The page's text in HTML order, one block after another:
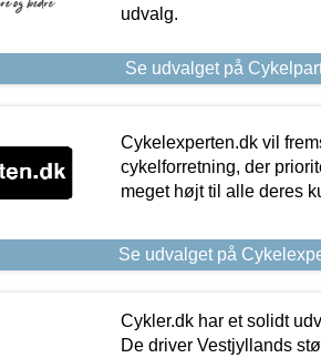
udvalg.
Se udvalget på
Cykelexperten.dk vil
cykelforretning, der
meget højt til alle deres
Se udvalget på
Cykler.dk har et solidt
De driver Vestjyllands